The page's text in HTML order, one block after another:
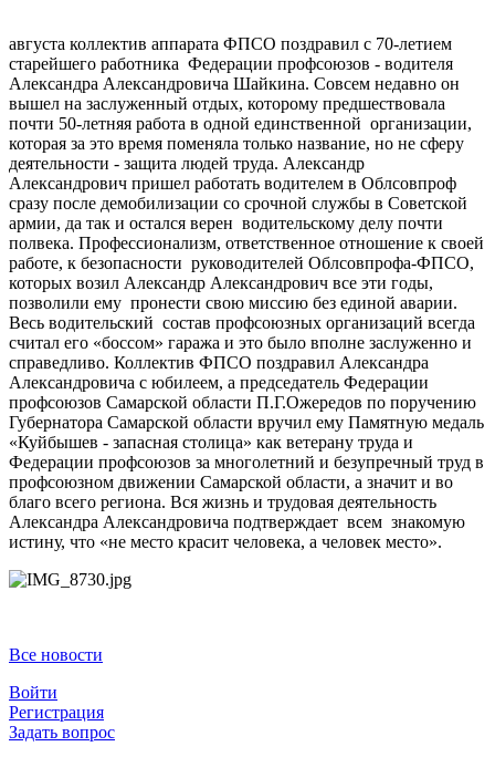
августа коллектив аппарата ФПСО поздравил с 70-летием
старейшего работника Федерации профсоюзов - водителя
Александра Александровича Шайкина. Совсем недавно он
вышел на заслуженный отдых, которому предшествовала
почти 50-летняя работа в одной единственной организации,
которая за это время поменяла только название, но не сферу
деятельности - защита людей труда. Александр
Александрович пришел работать водителем в Облсовпроф
сразу после демобилизации со срочной службы в Советской
армии, да так и остался верен водительскому делу почти
полвека. Профессионализм, ответственное отношение к своей
работе, к безопасности руководителей Облсовпрофа-ФПСО,
которых возил Александр Александрович все эти годы,
позволили ему пронести свою миссию без единой аварии.
Весь водительский состав профсоюзных организаций всегда
считал его «боссом» гаража и это было вполне заслуженно и
справедливо. Коллектив ФПСО поздравил Александра
Александровича с юбилеем, а председатель Федерации
профсоюзов Самарской области П.Г.Ожередов по поручению
Губернатора Самарской области вручил ему Памятную медаль
«Куйбышев - запасная столица» как ветерану труда и
Федерации профсоюзов за многолетний и безупречный труд в
профсоюзном движении Самарской области, а значит и во
благо всего региона. Вся жизнь и трудовая деятельность
Александра Александровича подтверждает всем знакомую
истину, что «не место красит человека, а человек место».
Все новости
Войти
Регистрация
Задать вопрос